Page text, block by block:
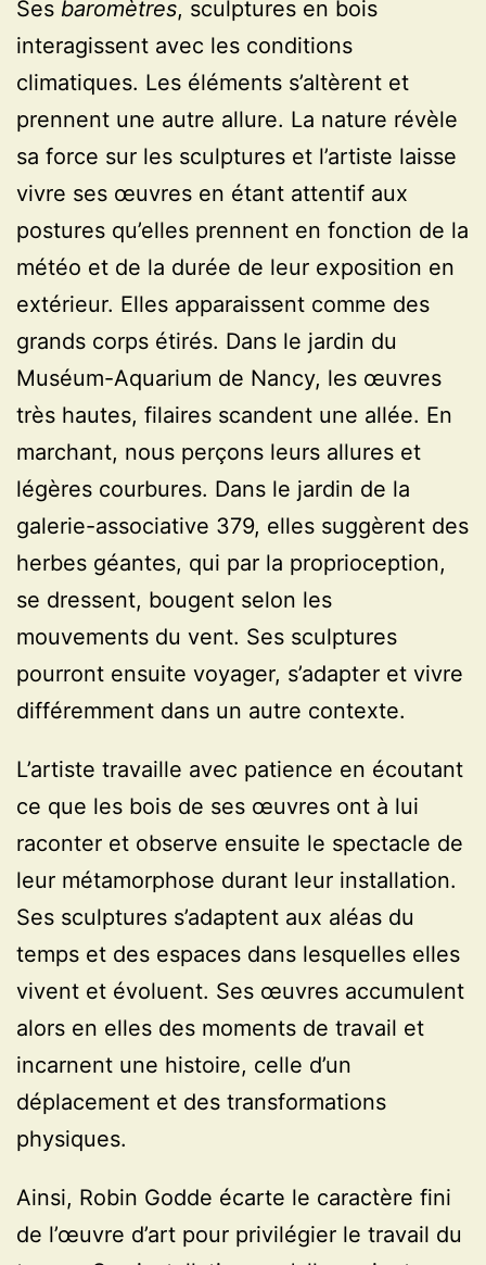
Ses baromètres, sculptures en bois
interagissent avec les conditions
climatiques. Les éléments s’altèrent et
prennent une autre allure. La nature révèle
sa force sur les sculptures et l’artiste laisse
vivre ses œuvres en étant attentif aux
postures qu’elles prennent en fonction de la
météo et de la durée de leur exposition en
extérieur. Elles apparaissent comme des
grands corps étirés. Dans le jardin du
Muséum-Aquarium de Nancy, les œuvres
très hautes, filaires scandent une allée. En
marchant, nous perçons leurs allures et
légères courbures. Dans le jardin de la
galerie-associative 379, elles suggèrent des
herbes géantes, qui par la proprioception,
se dressent, bougent selon les
mouvements du vent. Ses sculptures
pourront ensuite voyager, s’adapter et vivre
différemment dans un autre contexte.
L’artiste travaille avec patience en écoutant
ce que les bois de ses œuvres ont à lui
raconter et observe ensuite le spectacle de
leur métamorphose durant leur installation.
Ses sculptures s’adaptent aux aléas du
temps et des espaces dans lesquelles elles
vivent et évoluent. Ses œuvres accumulent
alors en elles des moments de travail et
incarnent une histoire, celle d’un
déplacement et des transformations
physiques.
Ainsi, Robin Godde écarte le caractère fini
de l’œuvre d’art pour privilégier le travail du